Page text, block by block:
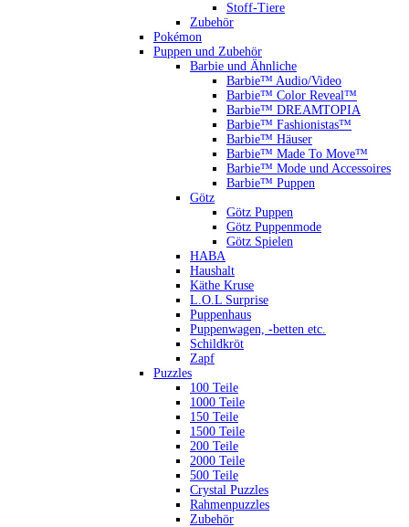
Stoff-Tiere
Zubehör
Pokémon
Puppen und Zubehör
Barbie und Ähnliche
Barbie™ Audio/Video
Barbie™ Color Reveal™
Barbie™ DREAMTOPIA
Barbie™ Fashionistas™
Barbie™ Häuser
Barbie™ Made To Move™
Barbie™ Mode und Accessoires
Barbie™ Puppen
Götz
Götz Puppen
Götz Puppenmode
Götz Spielen
HABA
Haushalt
Käthe Kruse
L.O.L Surprise
Puppenhaus
Puppenwagen, -betten etc.
Schildkröt
Zapf
Puzzles
100 Teile
1000 Teile
150 Teile
1500 Teile
200 Teile
2000 Teile
500 Teile
Crystal Puzzles
Rahmenpuzzles
Zubehör